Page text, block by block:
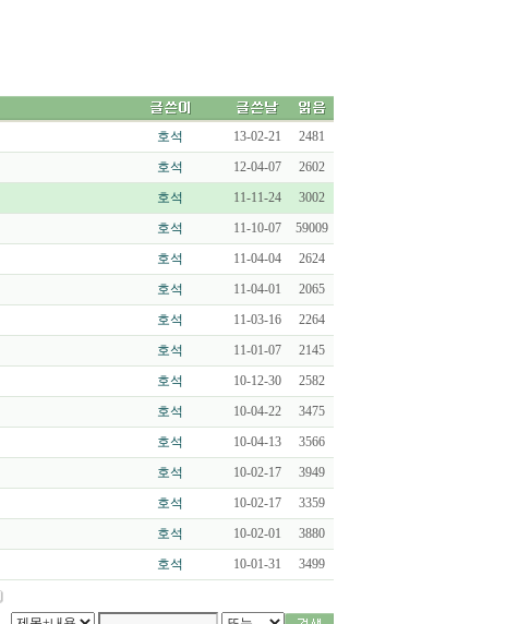
호석 13-02-21
2481
호석 12-04-07
2602
호석 11-11-24
3002
호석 11-10-07
59009
호석 11-04-04
2624
호석 11-04-01
2065
호석 11-03-16
2264
호석 11-01-07
2145
호석 10-12-30
2582
호석 10-04-22
3475
호석 10-04-13
3566
호석 10-02-17
3949
호석 10-02-17
3359
호석 10-02-01
3880
호석 10-01-31 3499